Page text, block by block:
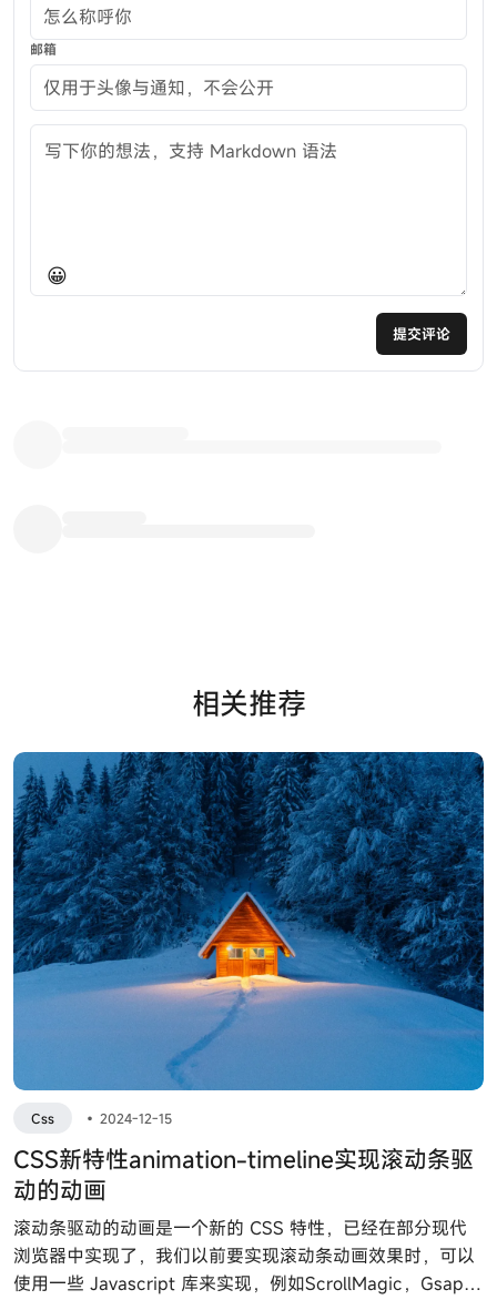
邮箱
评论内容
😀
提交评论
相关推荐
Css • 2024-12-15
CSS新特性animation-timeline实现滚动条驱
动的动画
滚动条驱动的动画是一个新的 CSS 特性，已经在部分现代
浏览器中实现了，我们以前要实现滚动条动画效果时，可以
使用一些 Javascript 库来实现，例如ScrollMagic，Gsap等